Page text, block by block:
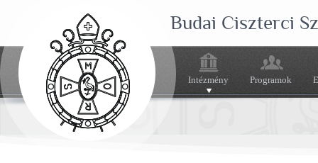
Budai Ciszterci
Intézmény Programok